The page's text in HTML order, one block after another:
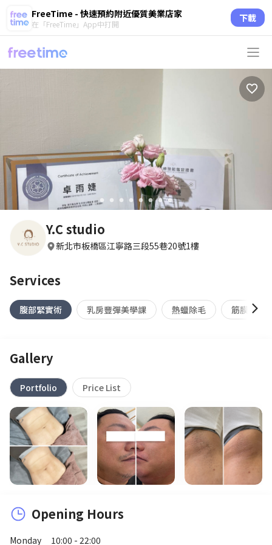
FreeTime - 快速預約附近優質美業店家
在「FreeTime」App中打開 下載
circle circle circle circle circle circle circle circle
Y.C studio
新北市板橋區江寧路三段55巷20號1樓
Services
腹部緊實術 乳房豐彈美學課 熱蠟除毛 筋膜放鬆(
Gallery
Portfolio Price List
Opening Hours
Monday 10:00 - 22:00